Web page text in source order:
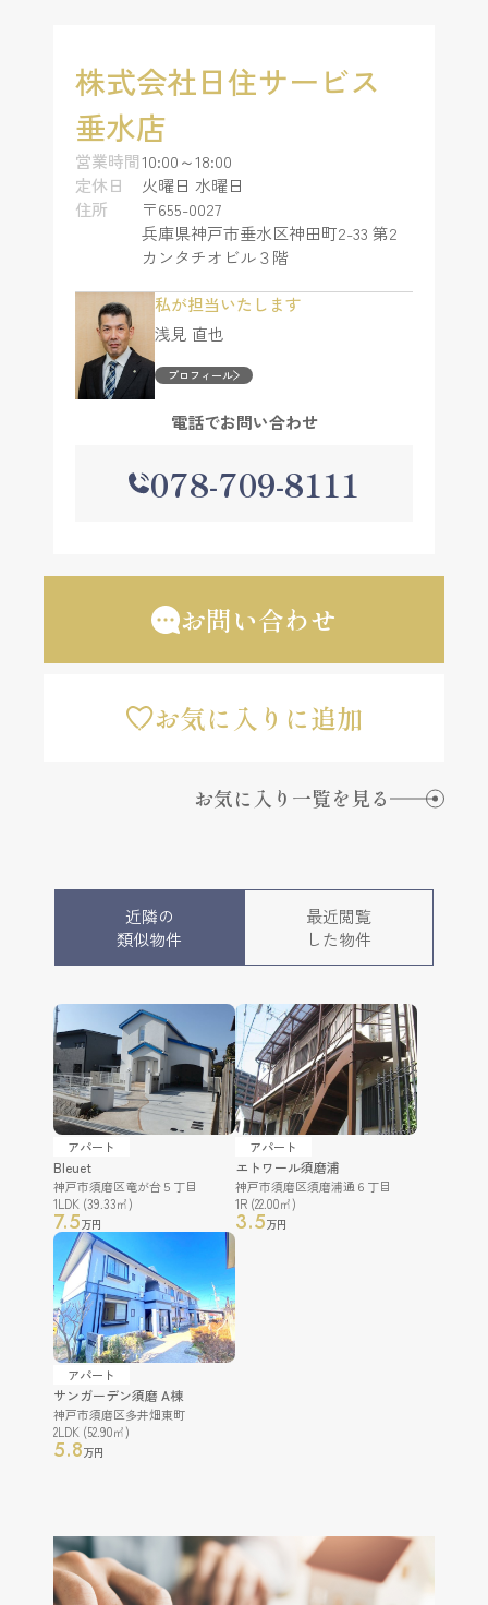
株式会社日住サービス
垂水店
営業時間10:00～18:00
定休日
火曜日 水曜日
住所
〒655-0027
兵庫県神戸市垂水区神田町2-33 第2
カンタチオビル３階
私が担当いたします
浅見 直也
プロフィール
電話でお問い合わせ
078-709-8111
お問い合わせ
お気に入りに追加
お気に入り一覧を見る
近隣の
類似物件
最近閲覧
した物件
アパート
Bleuet
神戸市須磨区竜が台５丁目
1LDK (39.33㎡)
7.5万円
アパート
エトワール須磨浦
神戸市須磨区須磨浦通６丁目
1R (22.00㎡)
3.5万円
アパート
サンガーデン須磨 A棟
神戸市須磨区多井畑東町
2LDK (52.90㎡)
5.8万円